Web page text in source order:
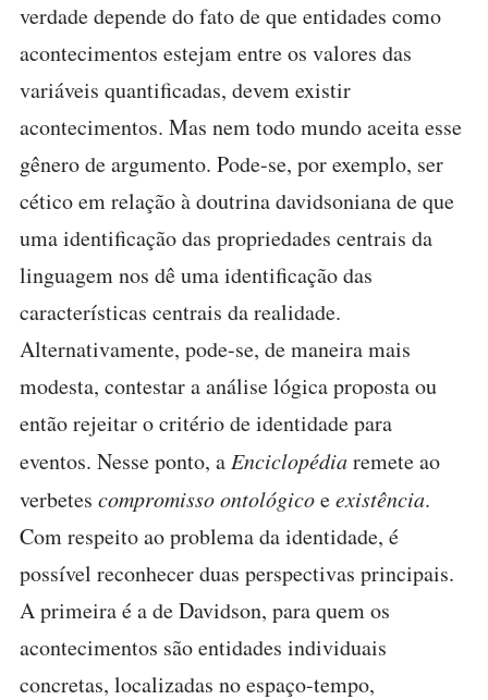
verdade depende do fato de que entidades como
acontecimentos estejam entre os valores das
variáveis quantificadas, devem existir
acontecimentos. Mas nem todo mundo aceita esse
gênero de argumento. Pode-se, por exemplo, ser
cético em relação à doutrina davidsoniana de que
uma identificação das propriedades centrais da
linguagem nos dê uma identificação das
características centrais da realidade.
Alternativamente, pode-se, de maneira mais
modesta, contestar a análise lógica proposta ou
então rejeitar o critério de identidade para
eventos. Nesse ponto, a Enciclopédiaremete ao
verbetes compromisso ontológicoeexistência.
Com respeito ao problema da identidade, é
possível reconhecer duas perspectivas principais.
A primeira é a de Davidson, para quem os
acontecimentos são entidades individuais
concretas, localizadas no espaço-tempo,